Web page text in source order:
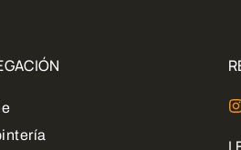
PUERTAS